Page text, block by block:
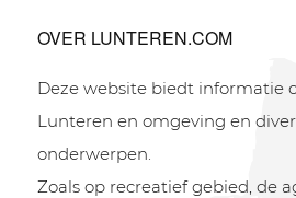
OVER LUNTEREN.COM
Deze website biedt informatie
Lunteren en omgeving en
onderwerpen.
Zoals op recreatief gebied, de